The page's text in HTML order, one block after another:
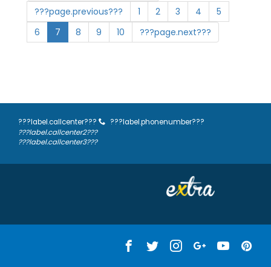
???page.previous???
1 2 3 4
5
6
7 8 9 10 ???page.next???
???label.callcenter???
???label.phonenumber???
???label.callcenter2???
???label.callcenter3???